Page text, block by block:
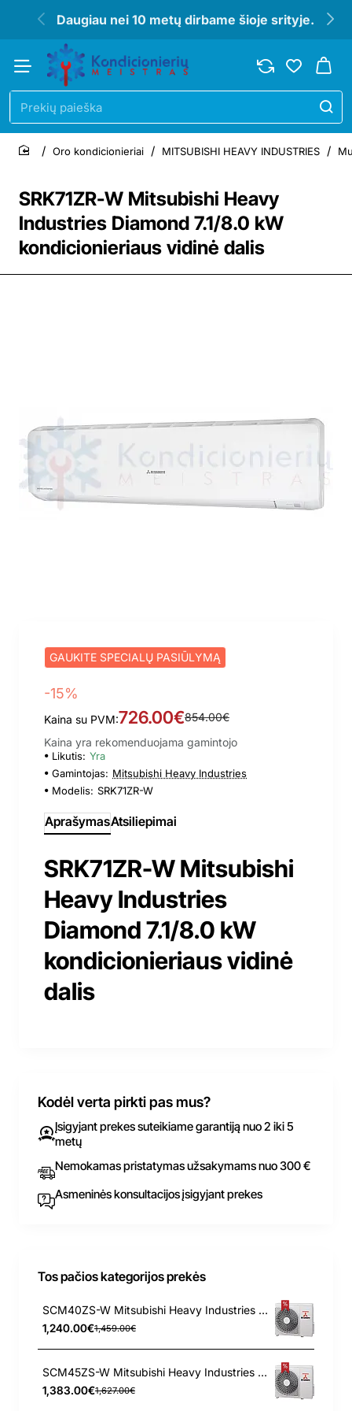
Daugiau nei 10 metų dirbame šioje srityje.
Prekių
paieška
SRK71ZR-W Mitsubishi Heavy
Industries Diamond 7.1/8.0 kW
kondicionieriaus vidinė dalis
home
Oro kondicionieriai MITSUBISHI HEAVY INDUSTRIES
GAUKITE SPECIALŲ PASIŪLYMĄ
-15%
Kaina su PVM:726.00€854.00€
Kaina yra rekomenduojama gamintojo
Likutis: Yra
Gamintojas: Mitsubishi Heavy Industries
Modelis: SRK71ZR-W
AprašymasAtsiliepimai
SRK71ZR-W Mitsubishi
Heavy Industries
Diamond 7.1/8.0 kW
kondicionieriaus vidinė
dalis
Kodėl verta pirkti pas mus?
Įsigyjant prekes suteikiame garantiją nuo 2 iki 5
metų
Nemokamas pristatymas užsakymams nuo 300 €
Asmeninės konsultacijos įsigyjant prekes
Tos pačios kategorijos prekės
SCM40ZS-W Mitsubishi Heavy Industries 4.0/4.5 kW lauko blokas
1,240.00€1,459.00€
SCM45ZS-W Mitsubishi Heavy Industries 4.5/5.6 kW lauko blokas
1,383.00€1,627.00€